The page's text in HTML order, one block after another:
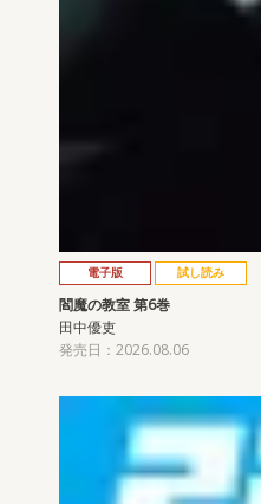
電子版 試し読み
閻魔の教室 第6巻
田中優吏
発売日：2026.08.06